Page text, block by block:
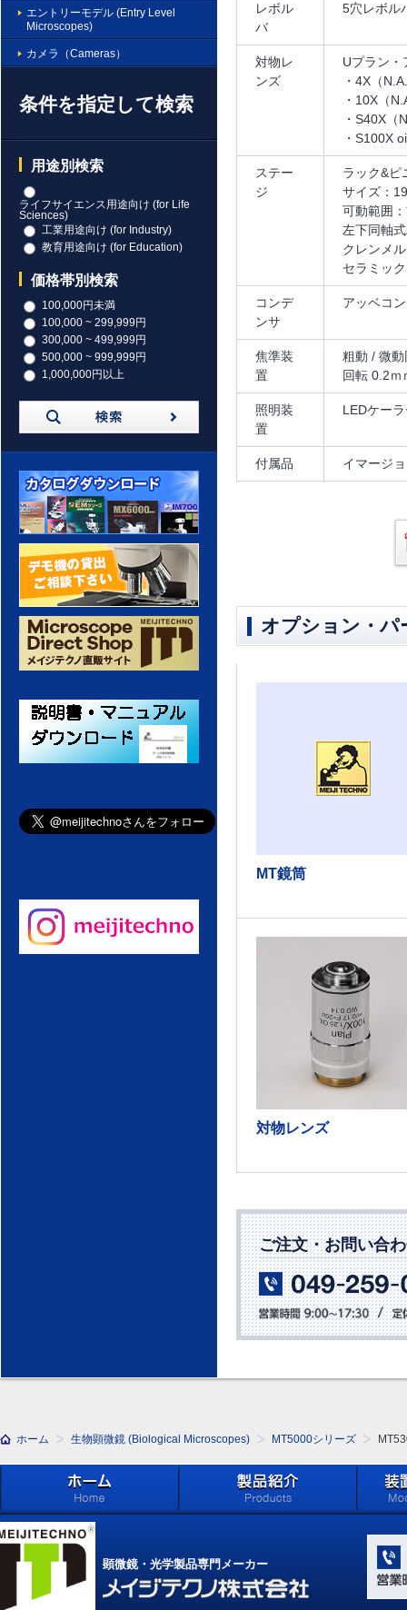
エントリーモデル (Entry Level
Microscopes)
カメラ（Cameras）
条件を指定して検索
用途別検索
ライフサイエンス用途向け (for Life
Sciences)
工業用途向け (for Industry)
教育用途向け (for Education)
価格帯別検索
100,000円未満
100,000 ~ 299,999円
300,000 ~ 499,999円
500,000 ~ 999,999円
1,000,000円以上
カタログダウンロード
デモ機の貸出 ご相談ください
レボル
バ
5穴レボル
対物レ
ンズ
Uプラン・
・4X（
・10X（
・S40X（
・S100X
ステー
ジ
ラック&ピ
サイズ：
可動範囲
左下同軸
クレンメ
セラミッ
コンデ
ンサ
アッベコ
焦準装
置
粗動 / 微
回転 0.2ｍ
照明装
置
LEDケー
付属品 イマージ
オプション・パ
MT鏡筒
対物レンズ
ご注文・お問い合
ホーム 生物顕微鏡 (Biological Microscopes) MT5000シリーズ
ホーム
学系」
Light
顕微鏡・光学製品専門メーカー